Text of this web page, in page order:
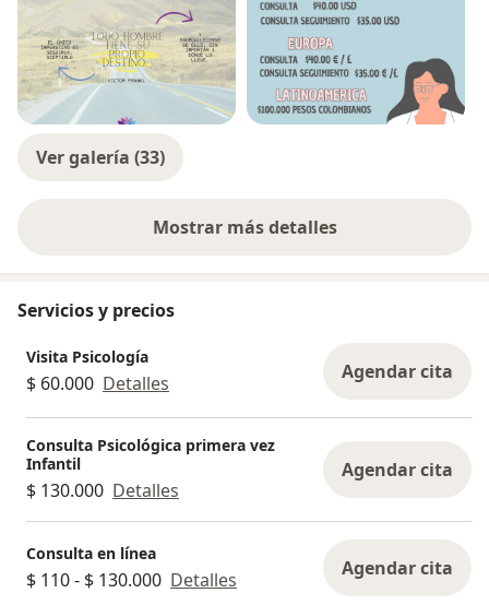
Ver galería (33)
Mostrar más detalles
sobre la experiencia
Servicios y precios
Visita Psicología
$ 60.000 Detalles Agendar cita
Consulta Psicológica primera vez
Infantil
$ 130.000 Detalles
Agendar cita
Consulta en línea
$ 110 - $ 130.000 Detalles Agendar cita